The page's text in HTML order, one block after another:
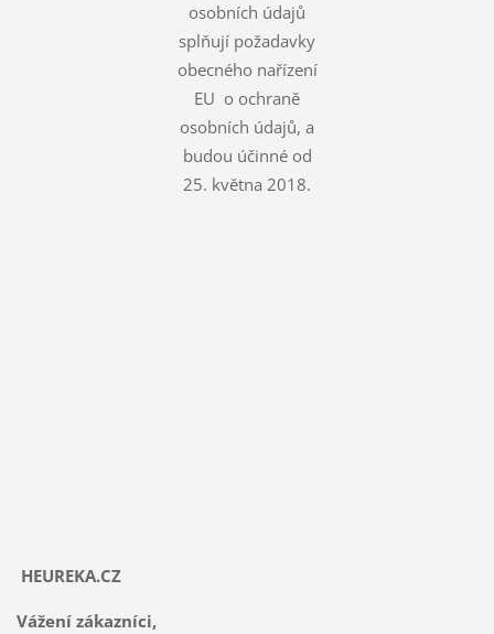
osobních údajů
splňují požadavky
obecného nařízení
EU o ochraně
osobních údajů, a
budou účinné od
25. května 2018.
HEUREKA.CZ
Vážení zákazníci,